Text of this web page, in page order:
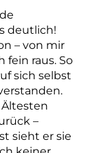
deutlich!
– von mir
fein raus. So
sich selbst
Ältesten
–
sieht er sie